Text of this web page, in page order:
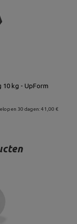
10 kg - UpForm
30 dagen: 41,00 €